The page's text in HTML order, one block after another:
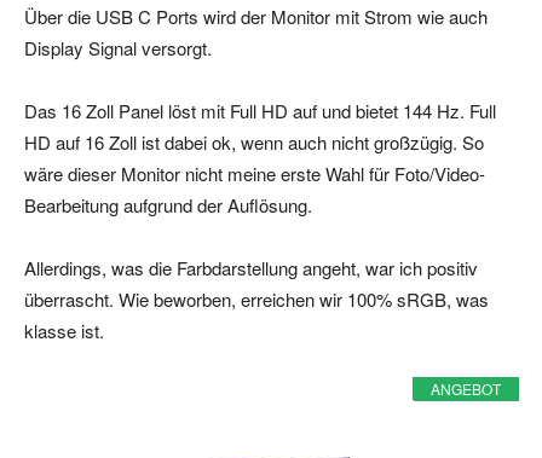
Über die USB C Ports wird der Monitor mit Strom wie auch
Display Signal versorgt.
Das 16 Zoll Panel löst mit Full HD auf und bietet 144 Hz. Full
HD auf 16 Zoll ist dabei ok, wenn auch nicht großzügig. So
wäre dieser Monitor nicht meine erste Wahl für Foto/Video-
Bearbeitung aufgrund der Auflösung.
Allerdings, was die Farbdarstellung angeht, war ich positiv
überrascht. Wie beworben, erreichen wir 100% sRGB, was
klasse ist.
ANGEBOT